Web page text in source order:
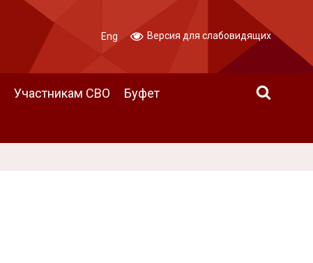
Участникам СВО
Буфет
Eng Версия для слабовидящих